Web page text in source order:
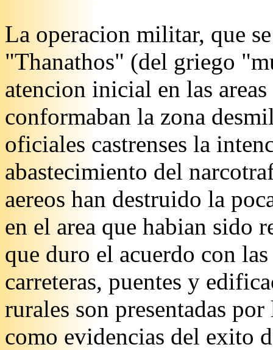
La operacion militar, que
"Thanathos" (del griego
atencion inicial en las
conformaban la zona
oficiales castrenses la
abastecimiento del
aereos han destruido la
en el area que habian sido
que duro el acuerdo con
carreteras, puentes y
rurales son presentadas
como evidencias del exito